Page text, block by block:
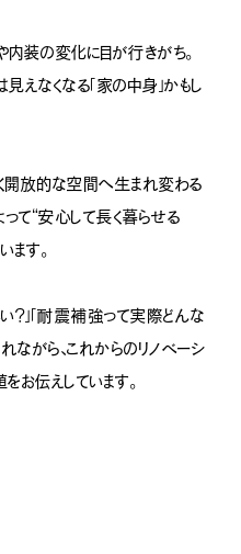
内装の変化に目が行きがち。
えなくなる「家の中身」かもし
放的な空間へ生まれ変わる
て“安心して長く暮らせる
ます。
？」「耐震補強って実際どんな
ながら、これからのリノベーシ
お伝えしています。